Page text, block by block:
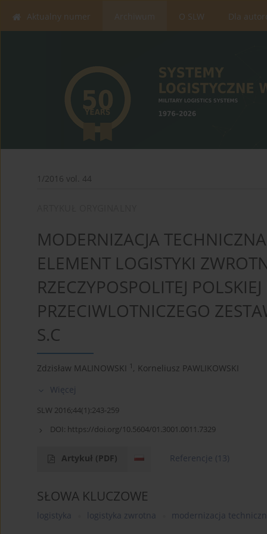
Aktualny numer O SLW Dla
1/2016 vol. 44
MODERNIZACJA
ELEMENT LOGISTYKI
RZECZYPOSPOLITEJ
PRZECIWLOTNICZEGO
S.C
Zdzisław MALINOWSKI 1 , Korneliusz PAWLIKOWSKI
Więcej
SLW 2016;44(1):243-259
DOI: https://doi.org/10.5604/01.3001.0011.7329
Artykuł (PDF) Referencje (13)
SŁOWA KLUCZOWE
logistyka logistyka zwrotna modernizacja